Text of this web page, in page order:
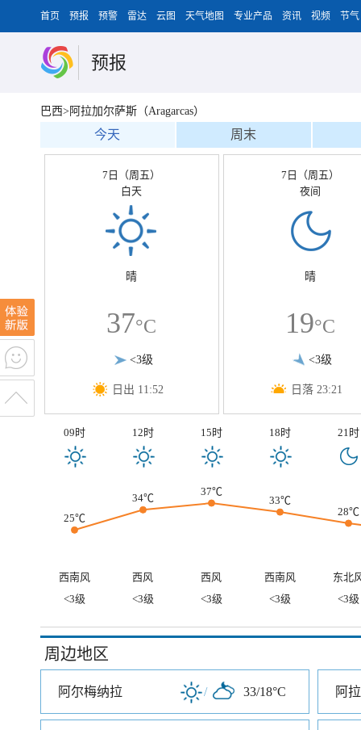
首页 预报 预警 雷达 云图 天气地图 专业产品 资讯 视频 节气
预报
巴西>阿拉加尔萨斯（Aragarcas）
今天 周末
7日（周五）
白天
晴
37°C
<3级
日出 11:52
7日（周五）
夜间
晴
19°C
<3级
日落 23:21
09时 12时 15时 18时 21时
25℃
34℃
37℃
33℃
28℃
西南风 西风 西风 西南风
东北
<3级
<3级 <3级 <3级 <3级
周边地区
阿尔梅纳拉 / 33/18°C 阿